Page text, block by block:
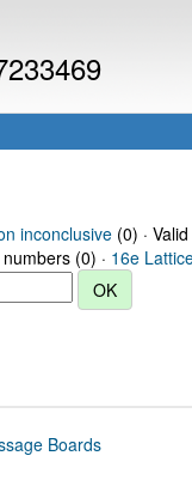
inconclusive(0) · Valid
(0) · 16e
Boards